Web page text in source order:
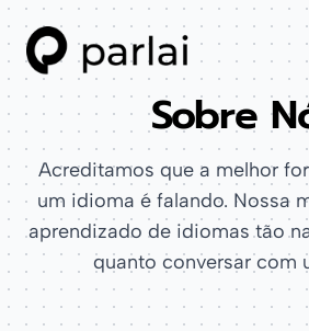
Sobre
Acreditamos que a melhor
um idioma é falando. Nossa
aprendizado de idiomas tão
quanto conversar com